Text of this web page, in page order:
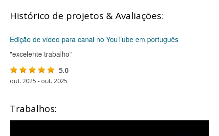
Histórico de projetos & Avaliações:
Edição de vídeo para canal no YouTube em português
"excelente trabalho"
5.0
out. 2025 - out. 2025
Trabalhos: